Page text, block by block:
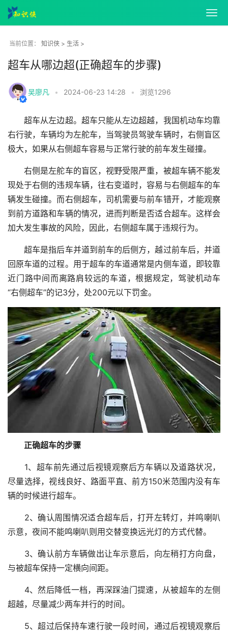
当前位置： 知识侠 > 生活 >
超车从哪边超(正确超车的步骤)
吴廖凡 • 2024-06-23 14:28 • 浏览1296
超车从左边超。超车只能从左边超越，我国机动车均靠
右行驶，车辆均为左舵车，当驾驶员驾驶车辆时，右侧盲区
极大，如果从右侧超车容易与正常行驶的前车发生碰撞。
右侧是左舵车的盲区，视野受限严重，被超车辆不能发
现处于右侧的违规车辆，往右变道时，容易与右侧超车的车
辆发生碰撞。而右侧超车，司机需要与前车错开，才能观察
到前方道路和车辆的情况，进而判断是否适合超车。这样会
加大发生事故的风险，因此，右侧超车属于违规行为。
超车是指后车并道到前车的后侧方，越过前车后，并道
回原车道的过程。用于超车的车道通常是内侧车道，即较靠
近门路中间而离路肩较远的车道，根据规定，驾驶机动车
“右侧超车”的记3分，处200元以下罚金。
正确超车的步骤
1、超车前先通过后视镜观察后方车辆以及道路状况，
尽量选择，视线良好、路面平直、前方150米范围内没有车
辆的时候进行超车。
2、确认周围情况适合超车后，打开左转灯，并鸣喇叭
示意，夜间不能鸣喇叭则用交替变换远光灯的方式代替。
3、确认前方车辆做出让车示意后，向左稍打方向盘，
与被超车保持一定横向间距。
4、然后降低一档，再深踩油门提速，从被超车的左侧
超越，尽量减少两车并行的时间。
5、超过后保持车速行驶一段时间，通过后视镜观察后